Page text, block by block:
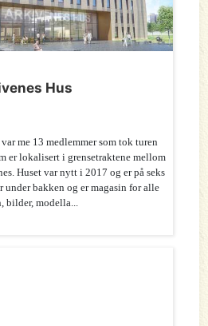
Hus
me 13 medlemmer som tok turen
er lokalisert i grensetraktene mellom
Huset var nytt i 2017 og er på seks
under bakken og er magasin for alle
modella...